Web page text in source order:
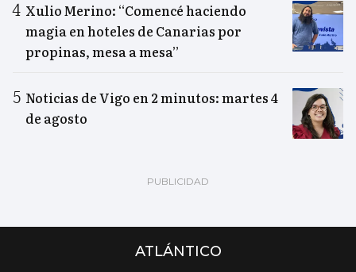
Xulio Merino: “Comencé haciendo
magia en hoteles de Canarias por
propinas, mesa a mesa”
Noticias de Vigo en 2 minutos: martes 4
de agosto
ATLÁNTICO